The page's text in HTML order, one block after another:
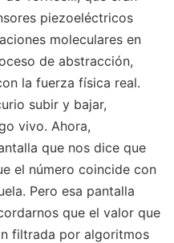
piezoeléctricos
moleculares en
de abstracción,
la fuerza física real.
subir y bajar,
vivo. Ahora,
que nos dice que
el número coincide con
Pero esa pantalla
que el valor que
filtrada por algoritmos